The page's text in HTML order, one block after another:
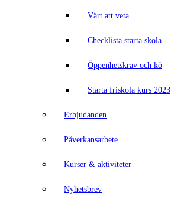
Värt att veta
Checklista starta skola
Öppenhetskrav och kö
Starta friskola kurs 2023
Erbjudanden
Påverkansarbete
Kurser & aktiviteter
Nyhetsbrev